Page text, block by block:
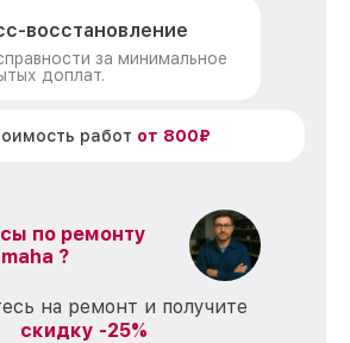
восстановление
за минимальное
доплат.
работ от 800₽
по ремонту
?
на ремонт и получите
скидку -25%